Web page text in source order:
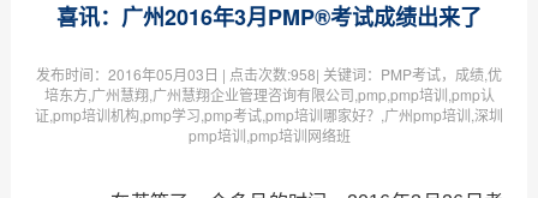
喜讯：广州2016年3月PMP®考试成绩出来了
发布时间： 2016年05月03日 | 点击次数:958| 关键词：PMP考试，成绩,优
培东方,广州慧翔,广州慧翔企业管理咨询有限公司,pmp,pmp培训,pmp认
证,pmp培训机构,pmp学习,pmp考试,pmp培训哪家好？,广州pmp培训,深圳
pmp培训,pmp培训网络班